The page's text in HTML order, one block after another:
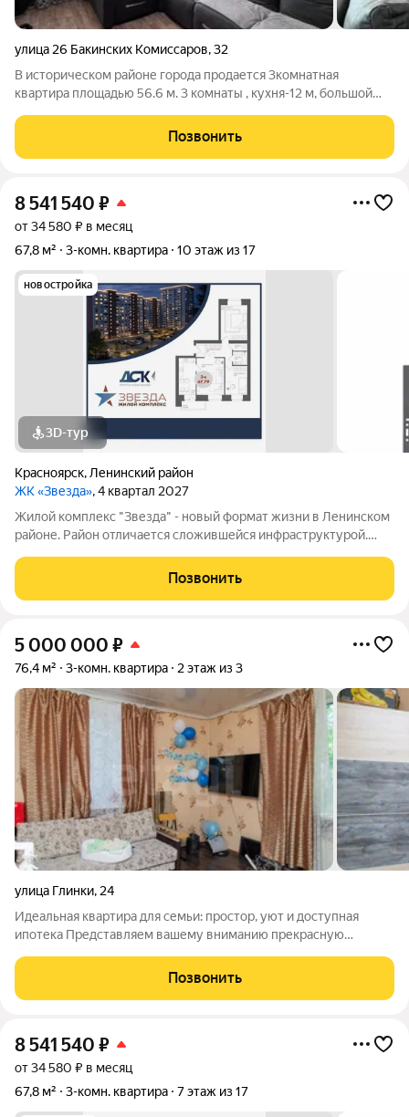
улица 26 Бакинских Комиссаров,32
В историческом районе города продается 3комнатная
квартира площадью 56.6 м. 3 комнаты , кухня-12 м, большой
зимний период и комфортная в летний, хорошая
шумоизоляция. Сделан косметический ремонт
Позвонить
8 541 540 ₽
от 34 580 ₽ в месяц
67,8 м²
3-комн. квартира 10 этаж из 17
новостройка
3D-тур
Красноярск, Ленинский район
ЖК «Звезда», 4 квартал 2027
Жилой комплекс "Звезда" - новый формат жизни в Ленинском
районе. Район отличается сложившейся инфраструктурой.
большой парк с одноименным названием. Развита
транспортная и дорожная сети. Есть
Позвонить
5 000 000 ₽
76,4 м² 3-комн. квартира 2 этаж из 3
улица Глинки, 24
Идеальная квартира для семьи: простор, уют и доступная
ипотека Представляем вашему вниманию прекрасную
семьей! Расположена она на комфортном этаже дома с
отлично обустроенным двором, спокойной
Позвонить
8 541 540 ₽
от 34 580 ₽ в месяц
67,8 м²
3-комн. квартира 7 этаж из 17